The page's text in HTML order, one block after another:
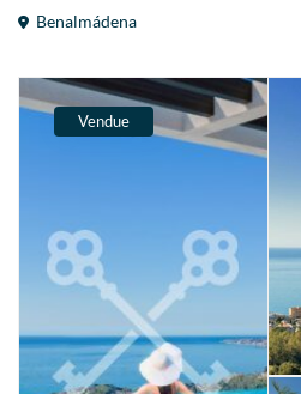
Benalmádena
Vendue